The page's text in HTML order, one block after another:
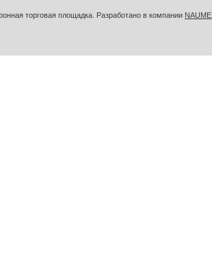
торговая площадка. Разработано в компании